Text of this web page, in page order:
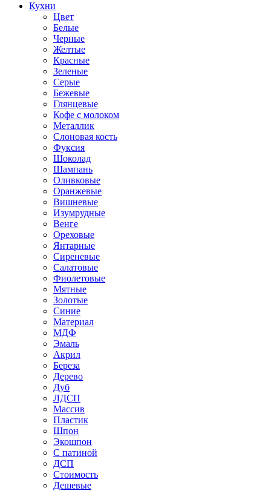
Кухни
Цвет
Белые
Черные
Желтые
Красные
Зеленые
Серые
Бежевые
Глянцевые
Кофе с молоком
Металлик
Слоновая кость
Фуксия
Шоколад
Шампань
Оливковые
Оранжевые
Вишневые
Изумрудные
Венге
Ореховые
Янтарные
Сиреневые
Салатовые
Фиолетовые
Мятные
Золотые
Синие
Материал
МДФ
Эмаль
Акрил
Береза
Дерево
Дуб
ЛДСП
Массив
Пластик
Шпон
Экошпон
С патиной
ДСП
Стоимость
Дешевые